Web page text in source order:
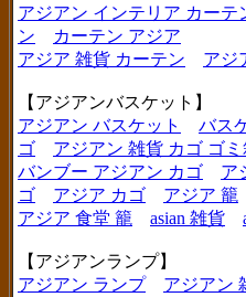
アジアン インテリア カーテ
ン
カーテン アジア
アジア 雑貨 カーテン
アジ
【アジアンバスケット】
アジアン バスケット
バス
ゴ
アジアン 雑貨 カゴ ゴミ
バンブー アジアン カゴ
ア
ゴ
アジア カゴ
アジア 籠
アジア 食堂 籠
asian 雑貨
【アジアンランプ】
アジアン ランプ
アジアン